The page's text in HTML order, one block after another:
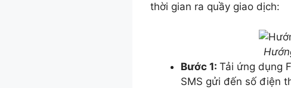
thời gian ra quầy giao dịch:
Bước 1: Tải ứng dụng
SMS gửi đến số điện